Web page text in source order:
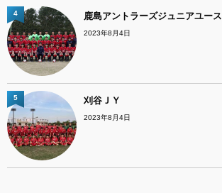
鹿島アントラーズジュニアユース
2023年8月4日
4
刈谷ＪＹ
2023年8月4日
5